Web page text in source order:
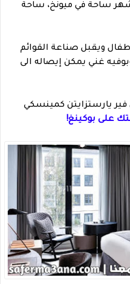
ساحة في ميونخ، ساحة
ويقبل صناعة القوائم
غني يمكن إيصاله الى
يارستزايتن كمينسكي
على بوكينغ!